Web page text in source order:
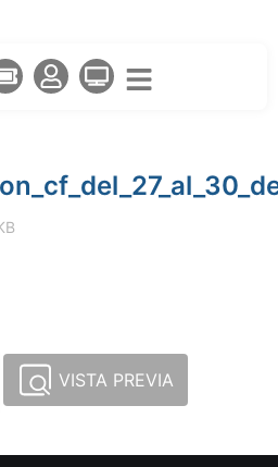
VISTA PREVIA